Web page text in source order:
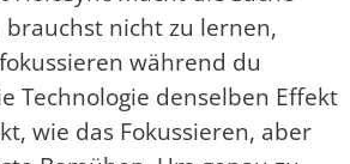
brauchst nicht zu lernen,
während du
Technologie denselben Effekt
wie das Fokussieren, aber